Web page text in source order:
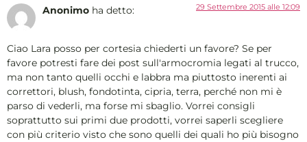
Anonimo ha detto: 29 Settembre 2015 alle 12:09
Ciao Lara posso per cortesia chiederti un favore? Se per
favore potresti fare dei post sull'armocromia legati al trucco,
ma non tanto quelli occhi e labbra ma piuttosto inerenti ai
correttori, blush, fondotinta, cipria, terra, perché non mi è
parso di vederli, ma forse mi sbaglio. Vorrei consigli
soprattutto sui primi due prodotti, vorrei saperli scegliere
con più criterio visto che sono quelli dei quali ho più bisogno